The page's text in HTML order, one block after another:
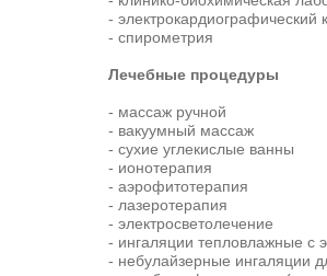
- электрокардиографический
- спирометрия
Лечебные процедуры
- массаж ручной
- вакуумный массаж
- сухие углекислые ванны
- ионотерапия
- аэрофитотерапия
- лазеротерапия
- электросветолечение
- ингаляции тепловлажные
- небулайзерные ингаляции